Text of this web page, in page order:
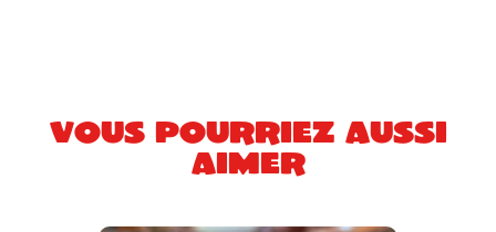
Vous pourriez aussi
aimer